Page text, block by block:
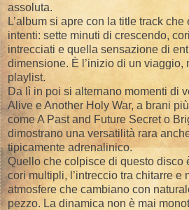
assoluta.
L’album si apre con la title track
intenti: sette minuti di crescendo,
intrecciati e quella sensazione di
dimensione. È l’inizio di un viaggio,
playlist.
Da lì in poi si alternano momenti di
Alive e Another Holy War, a brani
come A Past and Future Secret o
dimostrano una versatilità rara
tipicamente adrenalinico.
Quello che colpisce di questo disco
cori multipli, l’intreccio tra chitarre e
atmosfere che cambiano con
pezzo. La dinamica non è mai